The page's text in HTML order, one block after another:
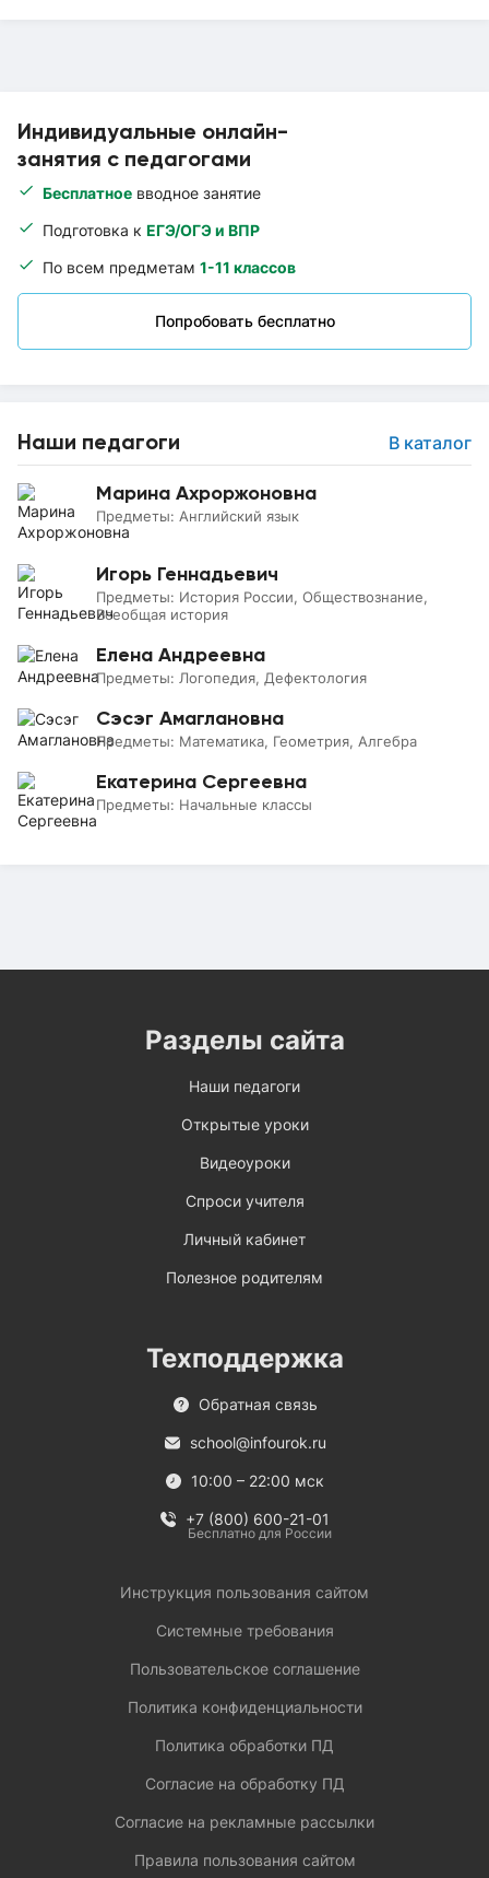
Индивидуальные онлайн-
занятия с педагогами
Бесплатное вводное занятие
Подготовка к ЕГЭ/ОГЭ и ВПР
По всем предметам 1-11 классов
Попробовать бесплатно
Наши педагоги В каталог
Марина Ахроржоновна
Предметы: Английский язык
Игорь Геннадьевич
Предметы: История России, Обществознание,
Всеобщая история
Елена Андреевна
Предметы: Логопедия, Дефектология
Сэсэг Амаглановна
Предметы: Математика, Геометрия, Алгебра
Екатерина Сергеевна
Предметы: Начальные классы
Разделы сайта
Наши педагоги
Открытые уроки
Видеоуроки
Спроси учителя
Личный кабинет
Полезное родителям
Техподдержка
Обратная связь
school@infourok.ru
10:00 – 22:00 мск
+7 (800) 600-21-01
Бесплатно для России
Инструкция пользования сайтом
Системные требования
Пользовательское соглашение
Политика конфиденциальности
Политика обработки ПД
Согласие на обработку ПД
Согласие на рекламные рассылки
Правила пользования сайтом